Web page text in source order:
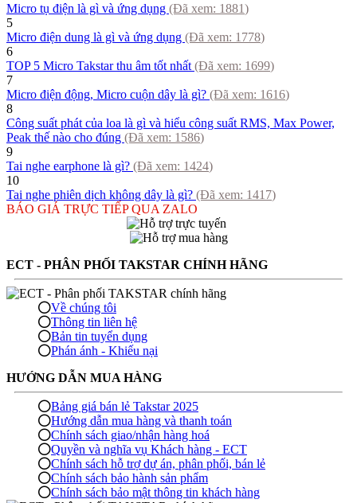
Micro tụ điện là gì và ứng dụng (Đã xem: 1881)
5
Micro điện dung là gì và ứng dụng (Đã xem: 1778)
6
TOP 5 Micro Takstar thu âm tốt nhất (Đã xem: 1699)
7
Micro điện động, Micro cuộn dây là gì? (Đã xem: 1616)
8
Công suất phát của loa là gì và hiểu công suất RMS, Max Power,
Peak thế nào cho đúng (Đã xem: 1586)
9
Tai nghe earphone là gì? (Đã xem: 1424)
10
Tai nghe phiên dịch không dây là gì? (Đã xem: 1417)
BÁO GIÁ TRỰC TIẾP QUA ZALO
ECT - PHÂN PHỐI TAKSTAR CHÍNH HÃNG
Về chúng tôi
Thông tin liên hệ
Bản tin tuyển dụng
Phán ánh - Khiếu nại
HƯỚNG DẪN MUA HÀNG
Bảng giá bán lẻ Takstar 2025
Hướng dẫn mua hàng và thanh toán
Chính sách giao/nhận hàng hoá
Quyền và nghĩa vụ Khách hàng - ECT
Chính sách hỗ trợ dự án, phân phối, bán lẻ
Chính sách bảo hành sản phẩm
Chính sách bảo mật thông tin khách hàng